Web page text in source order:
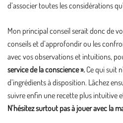
d’associer toutes les considérations
Mon principal conseil serait donc de
conseils et d’approfondir ou les
avec vos observations et intuitions,
service de la conscience ». Ce qui suit
d’ingrédients à disposition. Lâchez
suivre enfin une recette plus intuitive
N’hésitez surtout pas à jouer avec la